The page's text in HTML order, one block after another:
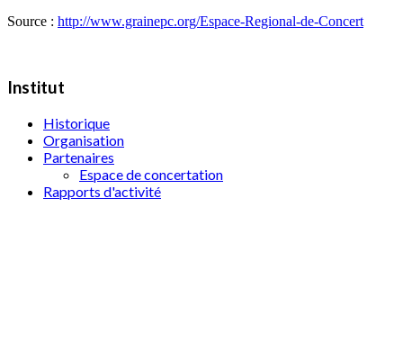
Source : http://www.grainepc.org/Espace-Regional-de-Concert
Institut
Historique
Organisation
Partenaires
Espace de concertation
Rapports d'activité